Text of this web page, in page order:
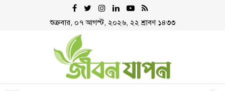
শুক্রবার, ০৭ আগস্ট, ২০২৬, ২২ শ্রাবণ ১৪৩৩